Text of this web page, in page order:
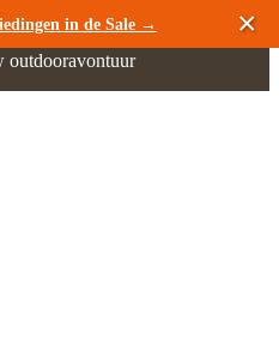
in de Sale →
outdooravontuur